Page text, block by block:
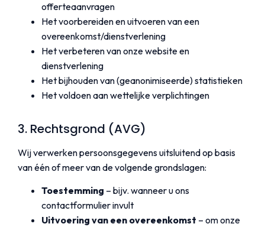
offerteaanvragen
Het voorbereiden en uitvoeren van een
overeenkomst/dienstverlening
Het verbeteren van onze website en
dienstverlening
Het bijhouden van (geanonimiseerde) statistieken
Het voldoen aan wettelijke verplichtingen
3. Rechtsgrond (AVG)
Wij verwerken persoonsgegevens uitsluitend op basis
van één of meer van de volgende grondslagen:
Toestemming – bijv. wanneer u ons
contactformulier invult
Uitvoering van een overeenkomst – om onze